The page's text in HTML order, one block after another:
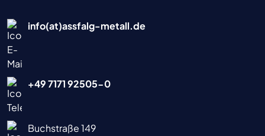
info(at)assfalg-metall.de
+49 7171 92505-0
Buchstraße 149